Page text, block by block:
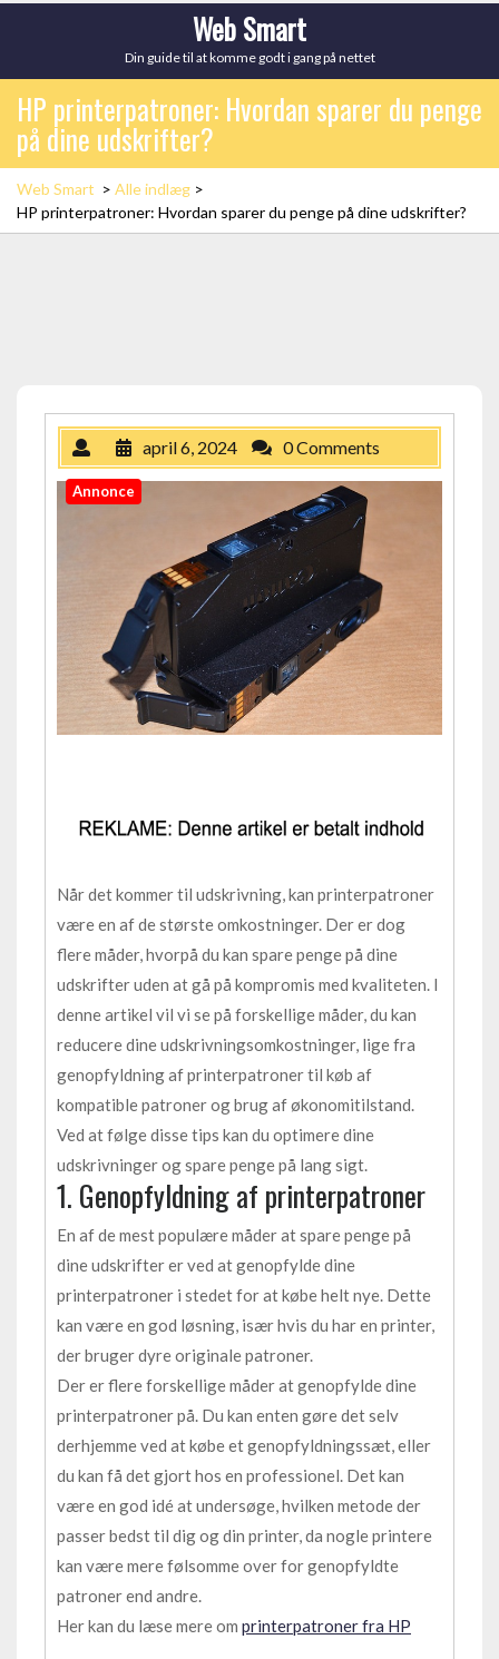
Web Smart
Din guide til at komme godt i gang på nettet
HP printerpatroner: Hvordan sparer du penge
på dine udskrifter?
Web Smart > Alle indlæg >
HP printerpatroner: Hvordan sparer du penge på dine udskrifter?
april 6, 2024 0 Comments
Annonce
Når det kommer til udskrivning, kan printerpatroner
være en af de største omkostninger. Der er dog
flere måder, hvorpå du kan spare penge på dine
udskrifter uden at gå på kompromis med kvaliteten. I
denne artikel vil vi se på forskellige måder, du kan
reducere dine udskrivningsomkostninger, lige fra
genopfyldning af printerpatroner til køb af
kompatible patroner og brug af økonomitilstand.
Ved at følge disse tips kan du optimere dine
udskrivninger og spare penge på lang sigt.
1. Genopfyldning af printerpatroner
En af de mest populære måder at spare penge på
dine udskrifter er ved at genopfylde dine
printerpatroner i stedet for at købe helt nye. Dette
kan være en god løsning, især hvis du har en printer,
der bruger dyre originale patroner.
Der er flere forskellige måder at genopfylde dine
printerpatroner på. Du kan enten gøre det selv
derhjemme ved at købe et genopfyldningssæt, eller
du kan få det gjort hos en professionel. Det kan
være en god idé at undersøge, hvilken metode der
passer bedst til dig og din printer, da nogle printere
kan være mere følsomme over for genopfyldte
patroner end andre.
Her kan du læse mere om printerpatroner fra HP